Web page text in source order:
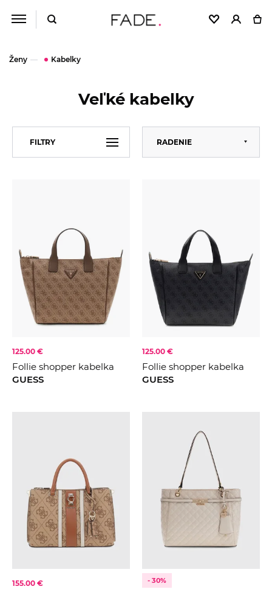
Ženy Kabelky
Veľké kabelky
FILTRY RADENIE
Predvolené
Abecedne
GUESS
Calvin Klein
CENA
FARBAČerná
Béžová
2026
125.00 €
Follie shopper kabelka
GUESS
125.00 €
Follie shopper kabelka
GUESS
155.00 € - 30%